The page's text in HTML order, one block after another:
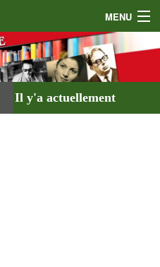
MENU
Il y'a actuellement